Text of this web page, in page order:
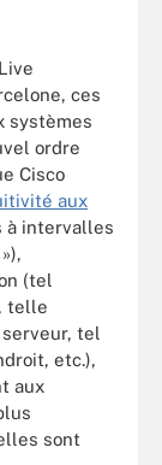
ces
systèmes
ordre
Cisco
aux
à intervalles
(tel
telle
tel
etc.),
aux
sont